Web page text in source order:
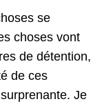
se
choses vont
de détention,
de ces
Je